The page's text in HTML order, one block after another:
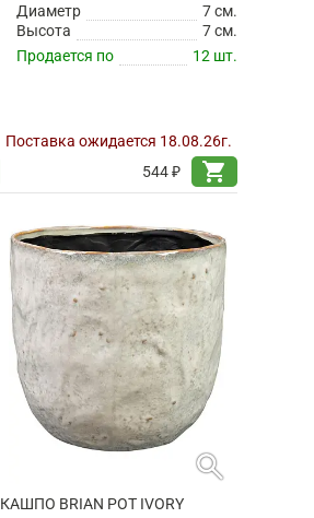
Диаметр
7 см.
Высота
7 см.
Продается по
12 шт.
Поставка ожидается 18.08.26г.
544 ₽
shopping_cart
search
КАШПО BRIAN POT IVORY